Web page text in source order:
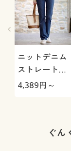
ニットデニム
ストレートパ
ンツ(スマート
わらか・選べ
4,389円～
ぐん